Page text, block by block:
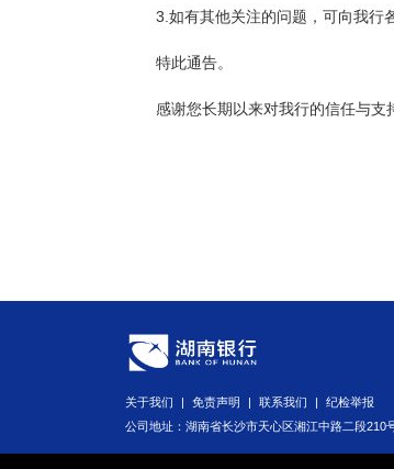
3 .如有其他关注的问题，可向我行
特此通告。
感谢您长期以来对我行的信任与支
关于我们 免责声明 联系我们
纪检举报
公司地址：湖南省长沙市天心区湘江中路二段210